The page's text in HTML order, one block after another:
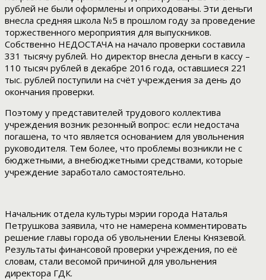
рублей не были оформлены и оприходованы. Эти деньги
внесла средняя школа №5 в прошлом году за проведение
торжественного мероприятия для выпускников.
Собственно НЕДОСТАЧА на начало проверки составила
331 тысячу рублей. Но директор внесла деньги в кассу –
110 тысяч рублей в декабре 2016 года, оставшиеся 221
тыс. рублей поступили на счёт учреждения за день до
окончания проверки.
Поэтому у представителей трудового коллектива
учреждения возник резонный вопрос: если недостача
погашена, то что является основанием для увольнения
руководителя. Тем более, что проблемы возникли не с
бюджетными, а внебюджетными средствами, которые
учреждение заработало самостоятельно.
Начальник отдела культуры мэрии города Наталья
Петрушкова заявила, что не намерена комментировать
решение главы города об увольнении Елены Князевой.
Результаты финансовой проверки учреждения, по её
словам, стали весомой причиной для увольнения
директора ГДК.